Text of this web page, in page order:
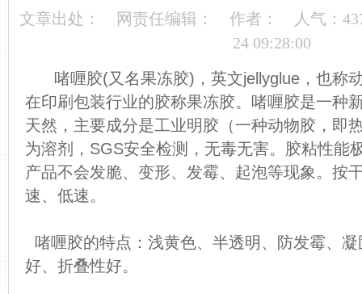
文章出处： 网责任编辑： 作者： 人气：
24 09:28:00
啫喱胶(又名果冻胶)，英文jellyglue，也称
在印刷包装行业的胶称果冻胶。啫喱胶是一种
天然，主要成分是工业明胶（一种动物胶，即
为溶剂，SGS安全检测，无毒无害。胶粘性能
产品不会发脆、变形、发霉、起泡等现象。按
速、低速。
啫喱胶的特点：浅黄色、半透明、防发霉、
好、折叠性好。